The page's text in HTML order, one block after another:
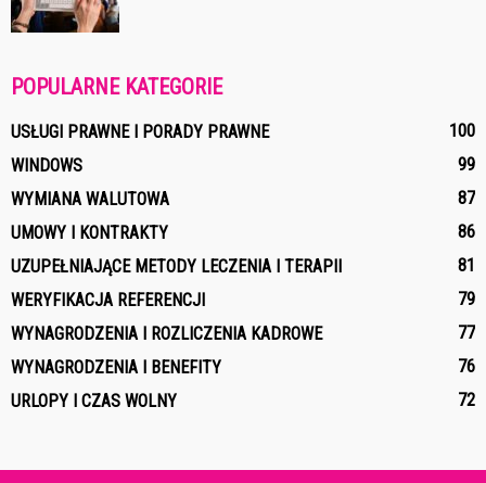
POPULARNE KATEGORIE
USŁUGI PRAWNE I PORADY PRAWNE
100
WINDOWS
99
WYMIANA WALUTOWA
87
UMOWY I KONTRAKTY
86
UZUPEŁNIAJĄCE METODY LECZENIA I TERAPII
81
WERYFIKACJA REFERENCJI
79
WYNAGRODZENIA I ROZLICZENIA KADROWE
77
WYNAGRODZENIA I BENEFITY
76
URLOPY I CZAS WOLNY
72